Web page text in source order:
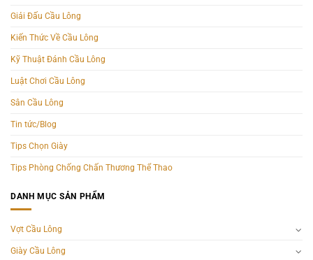
Giải Đấu Cầu Lông
Kiến Thức Về Cầu Lông
Kỹ Thuật Đánh Cầu Lông
Luật Chơi Cầu Lông
Sân Cầu Lông
Tin tức/Blog
Tips Chọn Giày
Tips Phòng Chống Chấn Thương Thể Thao
DANH MỤC SẢN PHẨM
Vợt Cầu Lông
Giày Cầu Lông